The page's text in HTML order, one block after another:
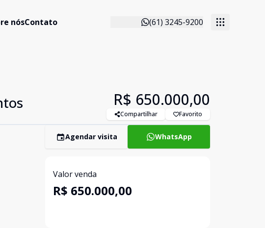
nósContato (61) 3245-9200
R$ 650.000,00
Compartilhar Favorito
Agendar visita WhatsApp
Valor venda
R$ 650.000,00